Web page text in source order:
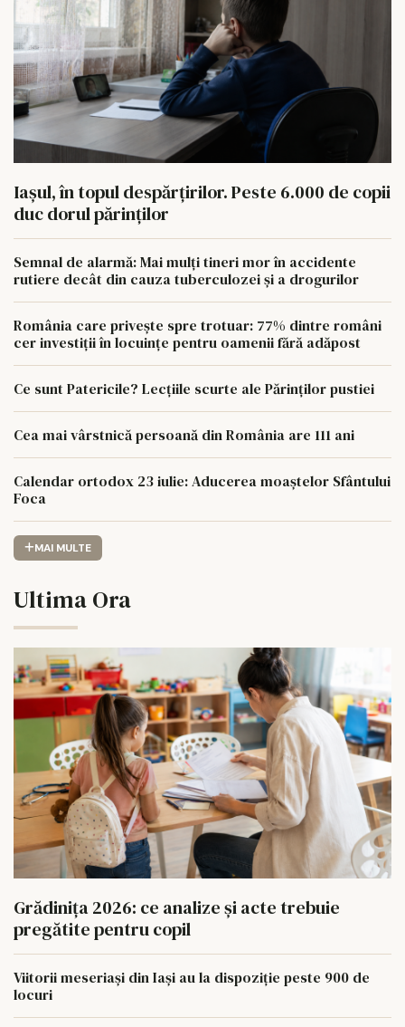
Iașul, în topul despărțirilor. Peste 6.000 de copii
duc dorul părinților
Semnal de alarmă: Mai mulți tineri mor în accidente
rutiere decât din cauza tuberculozei și a drogurilor
România care privește spre trotuar: 77% dintre români
cer investiții în locuințe pentru oamenii fără adăpost
Ce sunt Patericile? Lecțiile scurte ale Părinților pustiei
Cea mai vârstnică persoană din România are 111 ani
Calendar ortodox 23 iulie: Aducerea moaștelor Sfântului
Foca
MAI MULTE
Ultima Ora
Grădinița 2026: ce analize și acte trebuie
pregătite pentru copil
Viitorii meseriași din Iași au la dispoziție peste 900 de
locuri